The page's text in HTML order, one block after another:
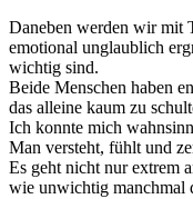
Daneben werden wir mit
emotional unglaublich
wichtig sind.
Beide Menschen haben
das alleine kaum zu
Ich konnte mich
Man versteht, fühlt und
Es geht nicht nur extrem
wie unwichtig manchmal